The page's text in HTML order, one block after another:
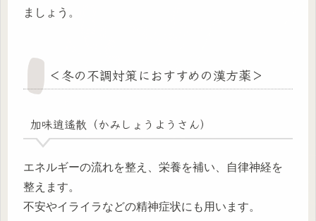
ましょう。
＜冬の不調対策におすすめの漢方薬＞
加味逍遙散（かみしょうようさん）
エネルギーの流れを整え、栄養を補い、自律神経を
整えます。
不安やイライラなどの精神症状にも用います。